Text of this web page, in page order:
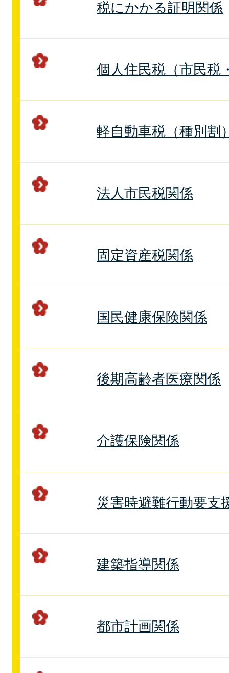
税にかかる証明関係
個人住民税（市民税
軽自動車税（種別割
法人市民税関係
固定資産税関係
国民健康保険関係
後期高齢者医療関係
介護保険関係
災害時避難行動要支
建築指導関係
都市計画関係